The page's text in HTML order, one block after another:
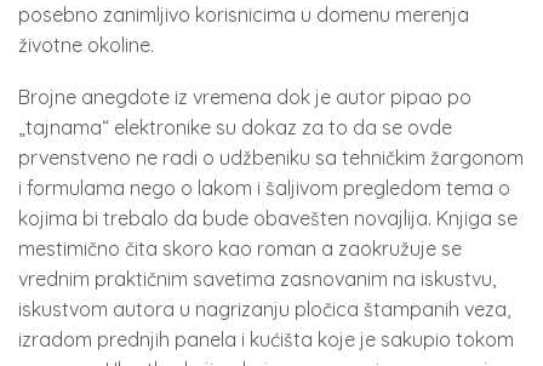
posebno zanimljivo korisnicima u domenu merenja
životne okoline.
Brojne anegdote iz vremena dok je autor pipao po
„tajnama“ elektronike su dokaz za to da se ovde
prvenstveno ne radi o udžbeniku sa tehničkim žargonom
i formulama nego o lakom i šaljivom pregledom tema o
kojima bi trebalo da bude obavešten novajlija. Knjiga se
mestimično čita skoro kao roman a zaokružuje se
vrednim praktičnim savetima zasnovanim na iskustvu,
iskustvom autora u nagrizanju pločica štampanih veza,
izradom prednjih panela i kućišta koje je sakupio tokom